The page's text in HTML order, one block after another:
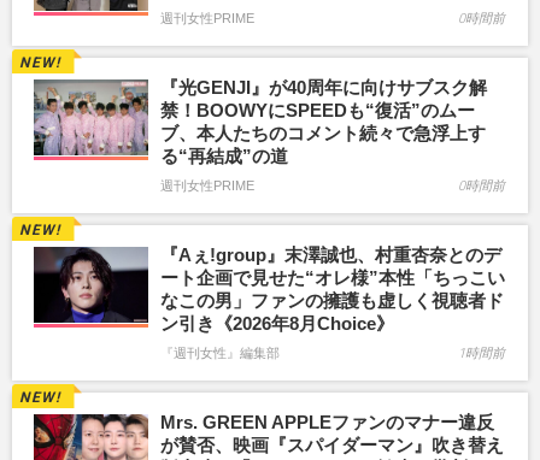
週刊女性PRIME 0時間前
『光GENJI』が40周年に向けサブスク解
禁！BOOWYにSPEEDも“復活”のムー
ブ、本人たちのコメント続々で急浮上す
る“再結成”の道
週刊女性PRIME 0時間前
『Aぇ!group』末澤誠也、村重杏奈とのデ
ート企画で見せた“オレ様”本性「ちっこい
なこの男」ファンの擁護も虚しく視聴者ド
ン引き《2026年8月Choice》
『週刊女性』編集部 1時間前
Mrs. GREEN APPLEファンのマナー違反
が賛否、映画『スパイダーマン』吹き替え